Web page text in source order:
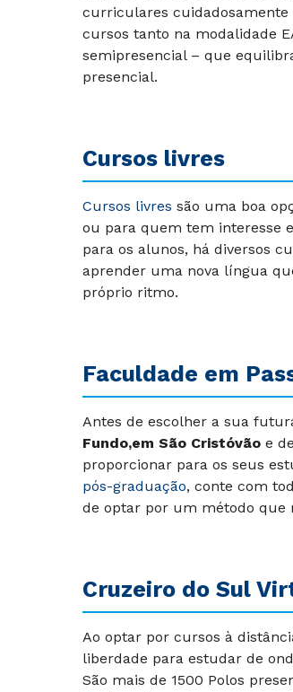
curriculares cuidadosamente
cursos tanto na modalidade
semipresencial – que
presencial.
Cursos livres
Cursos livres são uma boa
ou para quem tem interesse
para os alunos, há diversos
aprender uma nova língua
próprio ritmo.
Faculdade em
Antes de escolher a sua
Fundo,em São Cristóvão e
proporcionar para os seus
pós-graduação, conte com
de optar por um método que
Cruzeiro do Sul
Ao optar por cursos à
liberdade para estudar de
São mais de 1500 Polos